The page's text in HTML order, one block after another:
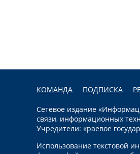
КОМАНДА ПОДПИСКА
Сетевое издание
связи, информационных
Учредители: краевое
Использование текстовой